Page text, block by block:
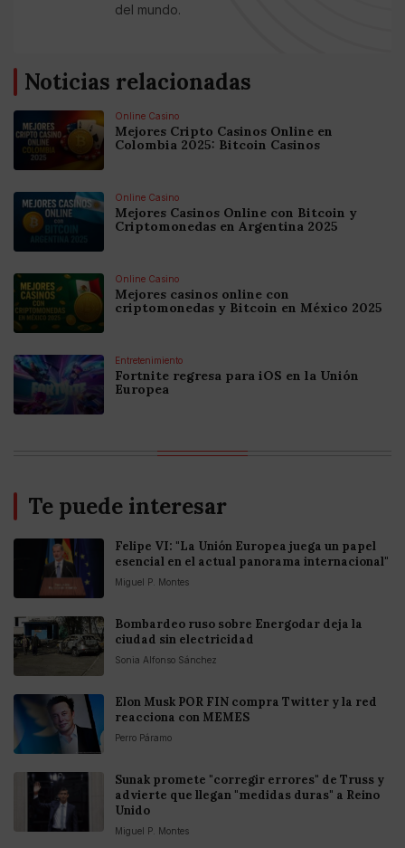
del mundo.
Noticias relacionadas
Online Casino
Mejores Cripto Casinos Online en
Colombia 2025: Bitcoin Casinos
Online Casino
Mejores Casinos Online con Bitcoin y
Criptomonedas en Argentina 2025
Online Casino
Mejores casinos online con
criptomonedas y Bitcoin en México 2025
Entretenimiento
Fortnite regresa para iOS en la Unión
Europea
Te puede interesar
Felipe VI: "La Unión Europea juega un papel
esencial en el actual panorama internacional"
Miguel P. Montes
Bombardeo ruso sobre Energodar deja la
ciudad sin electricidad
Sonia Alfonso Sánchez
Elon Musk POR FIN compra Twitter y la red
reacciona con MEMES
Perro Páramo
Sunak promete "corregir errores" de Truss y
advierte que llegan "medidas duras" a Reino
Unido
Miguel P. Montes